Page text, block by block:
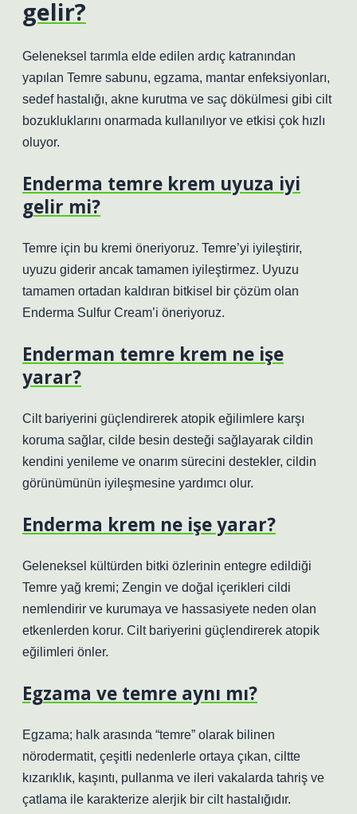
gelir?
Geleneksel tarımla elde edilen ardıç katranından
yapılan Temre sabunu, egzama, mantar enfeksiyonları,
sedef hastalığı, akne kurutma ve saç dökülmesi gibi cilt
bozukluklarını onarmada kullanılıyor ve etkisi çok hızlı
oluyor.
Enderma temre krem uyuza iyi
gelir mi?
Temre için bu kremi öneriyoruz. Temre’yi iyileştirir,
uyuzu giderir ancak tamamen iyileştirmez. Uyuzu
tamamen ortadan kaldıran bitkisel bir çözüm olan
Enderma Sulfur Cream’i öneriyoruz.
Enderman temre krem ne işe
yarar?
Cilt bariyerini güçlendirerek atopik eğilimlere karşı
koruma sağlar, cilde besin desteği sağlayarak cildin
kendini yenileme ve onarım sürecini destekler, cildin
görünümünün iyileşmesine yardımcı olur.
Enderma krem ne işe yarar?
Geleneksel kültürden bitki özlerinin entegre edildiği
Temre yağ kremi; Zengin ve doğal içerikleri cildi
nemlendirir ve kurumaya ve hassasiyete neden olan
etkenlerden korur. Cilt bariyerini güçlendirerek atopik
eğilimleri önler.
Egzama ve temre aynı mı?
Egzama; halk arasında “temre” olarak bilinen
nörodermatit, çeşitli nedenlerle ortaya çıkan, ciltte
kızarıklık, kaşıntı, pullanma ve ileri vakalarda tahriş ve
çatlama ile karakterize alerjik bir cilt hastalığıdır.